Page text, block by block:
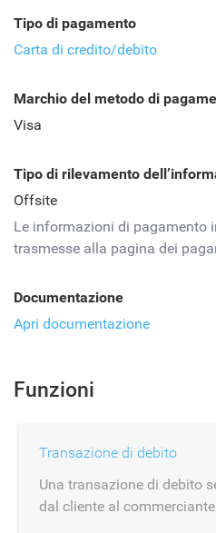
Tipo di pagamento
Carta di credito/debito
Marchio del metodo di
Visa
Tipo di rilevamento
Offsite
Le informazioni di pagamento
trasmesse alla pagina dei
Documentazione
Apri documentazione
Funzioni
Transazione di debito
Una transazione di debito
dal cliente al